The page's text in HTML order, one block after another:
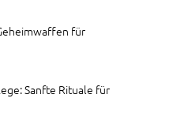
für
Sanfte Rituale für